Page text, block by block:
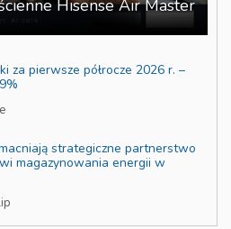
Hisense Air Master
za pierwsze półrocze 2026 r. –
strategiczne partnerstwo
magazynowania energii w